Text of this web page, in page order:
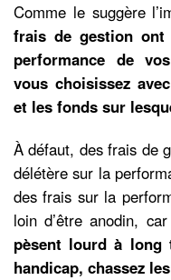
Comme le suggère
frais de gestion
performance de
vous choisissez
et les fonds sur
À défaut, des frais de
délétère sur la
des frais sur la
loin d’être anodin,
pèsent lourd à long
handicap, chassez